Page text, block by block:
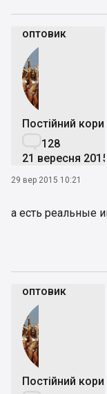
оптовик
Постійний
128
21 вересня 2015
29 вер 2015 10:21
а есть реальные
оптовик
Постійний